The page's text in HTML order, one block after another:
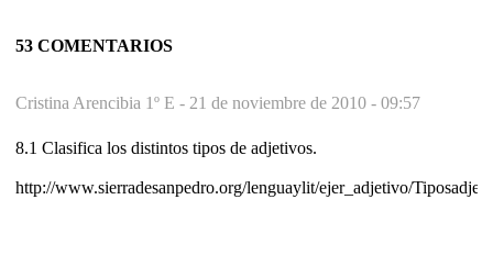
53 COMENTARIOS
Cristina Arencibia 1º E - 21 de noviembre de 2010 - 09:57
8.1 Clasifica los distintos tipos de adjetivos.
http://www.sierradesanpedro.org/lenguaylit/ejer_adjetivo/